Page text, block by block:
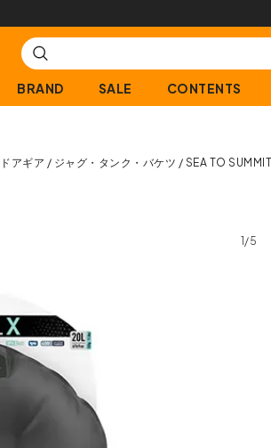
BRAND SALE CONTENTS
アギア ジャグ・タンク・バケツ SEA TO
1/5